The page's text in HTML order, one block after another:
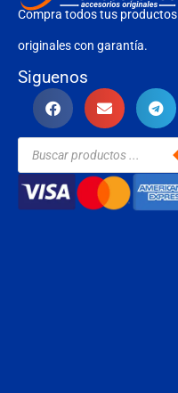
Compra todos tus productos
originales con garantía.
Siguenos
Búsqueda
productos